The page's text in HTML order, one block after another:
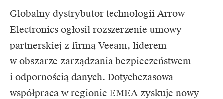
Globalny dystrybutor technologii Arrow
Electronics ogłosił rozszerzenie umowy
partnerskiej z firmą Veeam, liderem
w obszarze zarządzania bezpieczeństwem
i odpornością danych. Dotychczasowa
współpraca w regionie EMEA zyskuje nowy